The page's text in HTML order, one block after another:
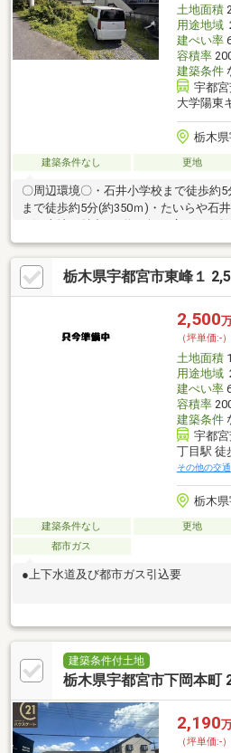
土地面積
用途地域
建ぺい率
容積率
建築条件
宇都
大学陽東
栃木
建築条件なし 更地
〇周辺環境〇・石井小学校まで徒歩約
まで徒歩約5分(約350ｍ)・たいらや石
ので駐車スペースと住空間をバランス
中学校まで徒歩約5分！保育園も徒歩
環境です♪・スーパーやコンビニ、ドラ
圏内で生活利便施設が充実！シニア世
ンの相談実施中◆住宅ローンの不安な
て住宅の購入ができるよう最後までサ
事でもお気軽にご相談ください♪
栃木県宇都宮市東峰１
2,500
（坪単価:-）
土地面積
用途地域
建ぺい率
容積率
建築条件
宇都
丁目駅 徒
その他の交通
栃木
建築条件なし 更地
都市ガス
●上下水道及び都市ガス引込要
建築条件付土地
栃木県宇都宮市下岡本町
2,190
（坪単価:-）